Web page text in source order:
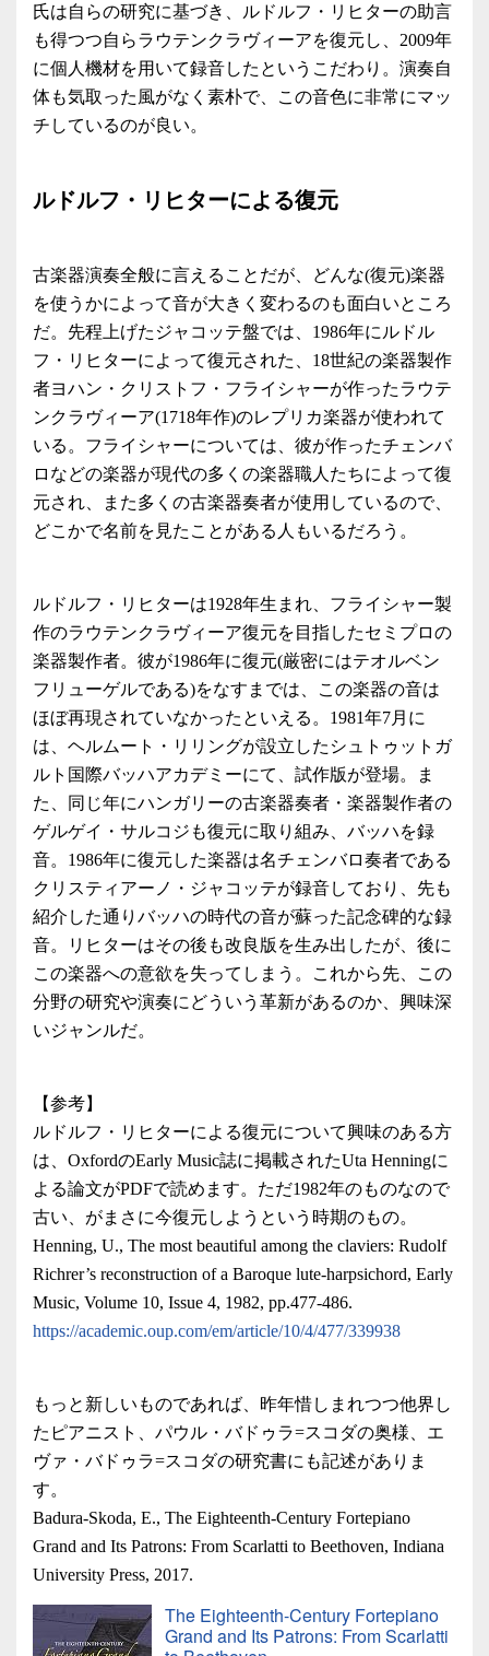
氏は自らの研究に基づき、ルドルフ・リヒターの助言
も得つつ自らラウテンクラヴィーアを復元し、2009年
に個人機材を用いて録音したというこだわり。演奏自
体も気取った風がなく素朴で、この音色に非常にマッ
チしているのが良い。
ルドルフ・リヒターによる復元
古楽器演奏全般に言えることだが、どんな(復元)楽器
を使うかによって音が大きく変わるのも面白いところ
だ。先程上げたジャコッテ盤では、1986年にルドル
フ・リヒターによって復元された、18世紀の楽器製作
者ヨハン・クリストフ・フライシャーが作ったラウテ
ンクラヴィーア(1718年作)のレプリカ楽器が使われて
いる。フライシャーについては、彼が作ったチェンバ
ロなどの楽器が現代の多くの楽器職人たちによって復
元され、また多くの古楽器奏者が使用しているので、
どこかで名前を見たことがある人もいるだろう。
ルドルフ・リヒターは1928年生まれ、フライシャー製
作のラウテンクラヴィーア復元を目指したセミプロの
楽器製作者。彼が1986年に復元(厳密にはテオルベン
フリューゲルである)をなすまでは、この楽器の音は
ほぼ再現されていなかったといえる。1981年7月に
は、ヘルムート・リリングが設立したシュトゥットガ
ルト国際バッハアカデミーにて、試作版が登場。ま
た、同じ年にハンガリーの古楽器奏者・楽器製作者の
ゲルゲイ・サルコジも復元に取り組み、バッハを録
音。1986年に復元した楽器は名チェンバロ奏者である
クリスティアーノ・ジャコッテが録音しており、先も
紹介した通りバッハの時代の音が蘇った記念碑的な録
音。リヒターはその後も改良版を生み出したが、後に
この楽器への意欲を失ってしまう。これから先、この
分野の研究や演奏にどういう革新があるのか、興味深
いジャンルだ。
【参考】
ルドルフ・リヒターによる復元について興味のある方
は、OxfordのEarly Music誌に掲載されたUta Henningに
よる論文がPDFで読めます。ただ1982年のものなので
古い、がまさに今復元しようという時期のもの。
Henning, U., The most beautiful among the claviers: Rudolf
Richrer’s reconstruction of a Baroque lute-harpsichord, Early
Music, Volume 10, Issue 4, 1982, pp.477-486.
https://academic.oup.com/em/article/10/4/477/339938
もっと新しいものであれば、昨年惜しまれつつ他界し
たピアニスト、パウル・バドゥラ=スコダの奥様、エ
ヴァ・バドゥラ=スコダの研究書にも記述がありま
す。
Badura-Skoda, E., The Eighteenth-Century Fortepiano
Grand and Its Patrons: From Scarlatti to Beethoven, Indiana
University Press, 2017.
The Eighteenth-Century Fortepiano
Grand and Its Patrons: From Scarlatti